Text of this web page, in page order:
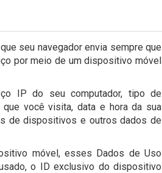
seu navegador envia sempre que
por meio de um dispositivo móvel
IP do seu computador, tipo de
você visita, data e hora da sua
de dispositivos e outros dados de
móvel, esses Dados de Uso
o ID exclusivo do dispositivo